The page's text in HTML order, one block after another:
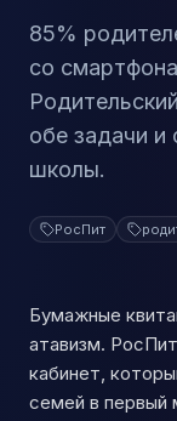
85%
со
обе задачи и
школы.
РосПит
Бумажные
атавизм.
кабинет,
семей в первый